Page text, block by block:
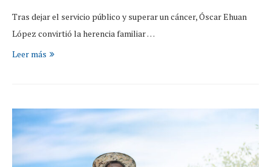
Tras dejar el servicio público y superar un cáncer, Óscar Ehuan
López convirtió la herencia familiar …
Leer más